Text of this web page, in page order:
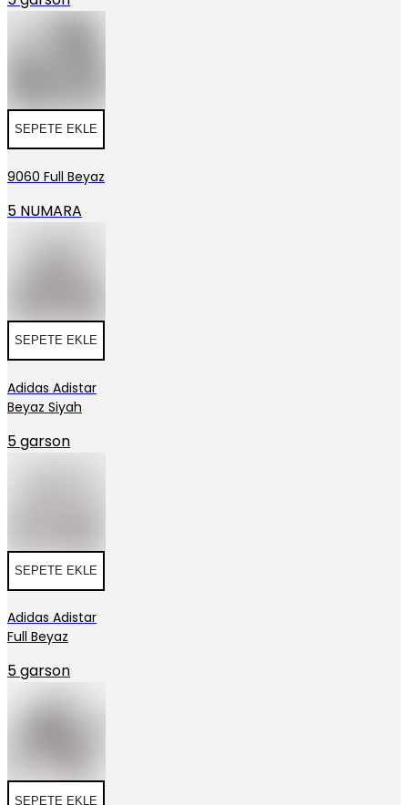
SEPETE EKLE
9060 Full Beyaz
5 NUMARA
SEPETE EKLE
Adidas Adistar
Beyaz Siyah
5 garson
SEPETE EKLE
Adidas Adistar
Full Beyaz
5 garson
SEPETE EKLE